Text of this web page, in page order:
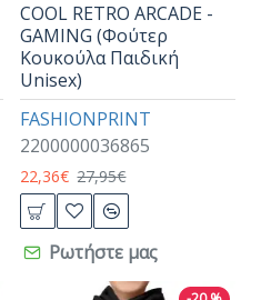
FASHIONPRINT
2200000036865
COOL RETRO ARCADE -
GAMING (Φούτερ
Κουκούλα Παιδική
Unisex)
22,36€ 27,95€
Ρωτήστε μας